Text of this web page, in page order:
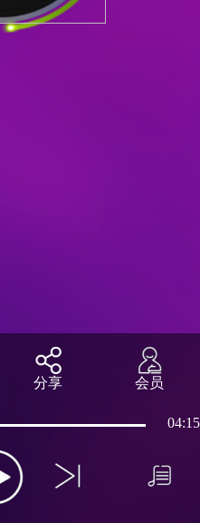
分享 会员
04:15